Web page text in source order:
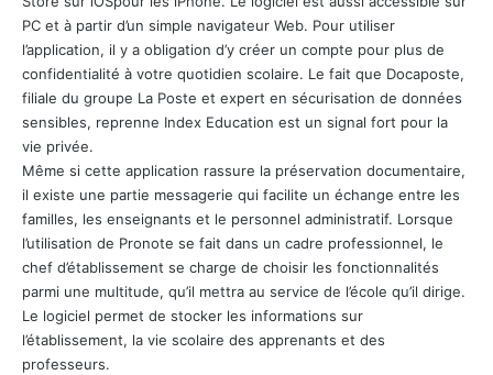
PC et à partir d’un simple navigateur Web. Pour utiliser
l’application, il y a obligation d’y créer un compte pour plus de
confidentialité à votre quotidien scolaire. Le fait que Docaposte,
filiale du groupe La Poste et expert en sécurisation de données
sensibles, reprenne Index Education est un signal fort pour la
vie privée.
Même si cette application rassure la préservation documentaire,
il existe une partie messagerie qui facilite un échange entre les
familles, les enseignants et le personnel administratif. Lorsque
l’utilisation de Pronote se fait dans un cadre professionnel, le
chef d’établissement se charge de choisir les fonctionnalités
parmi une multitude, qu’il mettra au service de l’école qu’il dirige.
Le logiciel permet de stocker les informations sur
l’établissement, la vie scolaire des apprenants et des
professeurs.